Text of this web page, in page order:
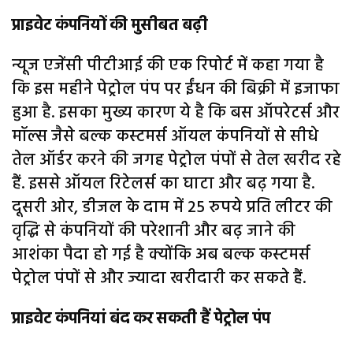
प्राइवेट कंपनियों की मुसीबत बढ़ी
न्यूज एजेंसी पीटीआई की एक रिपोर्ट में कहा गया है
कि इस महीने पेट्रोल पंप पर ईंधन की बिक्री में इजाफा
हुआ है. इसका मुख्य कारण ये है कि बस ऑपरेटर्स और
मॉल्स जैसे बल्क कस्टमर्स ऑयल कंपनियों से सीधे
तेल ऑर्डर करने की जगह पेट्रोल पंपों से तेल खरीद रहे
हैं. इससे ऑयल रिटेलर्स का घाटा और बढ़ गया है.
दूसरी ओर, डीजल के दाम में 25 रुपये प्रति लीटर की
वृद्धि से कंपनियों की परेशानी और बढ़ जाने की
आशंका पैदा हो गई है क्योंकि अब बल्क कस्टमर्स
पेट्रोल पंपों से और ज्यादा खरीदारी कर सकते हैं.
प्राइवेट कंपनियां बंद कर सकती हैं पेट्रोल पंप